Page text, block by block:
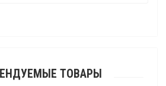
ТОВАРЫ